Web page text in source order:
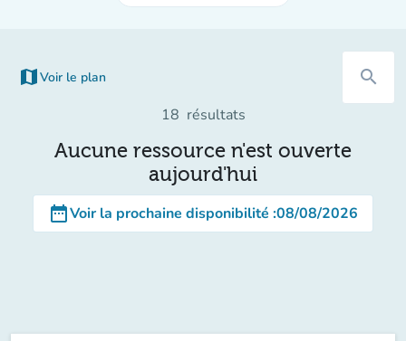
map Voir le plan
(nouvel onglet) search
18 résultats
Aucune ressource n'est ouverte
aujourd'hui
date_rangeVoir la prochaine disponibilité :08/08/2026